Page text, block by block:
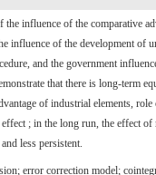
influence of the comparative
influence of the development of
and the government
that there is long-term
of industrial elements,
; in the long run, the effect of
less persistent.
error correction model;